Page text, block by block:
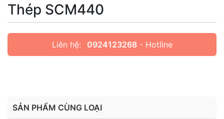
Thép SCM440
Liên hệ: 0924123268- Hotline
SẢN PHẨM CÙNG LOẠI